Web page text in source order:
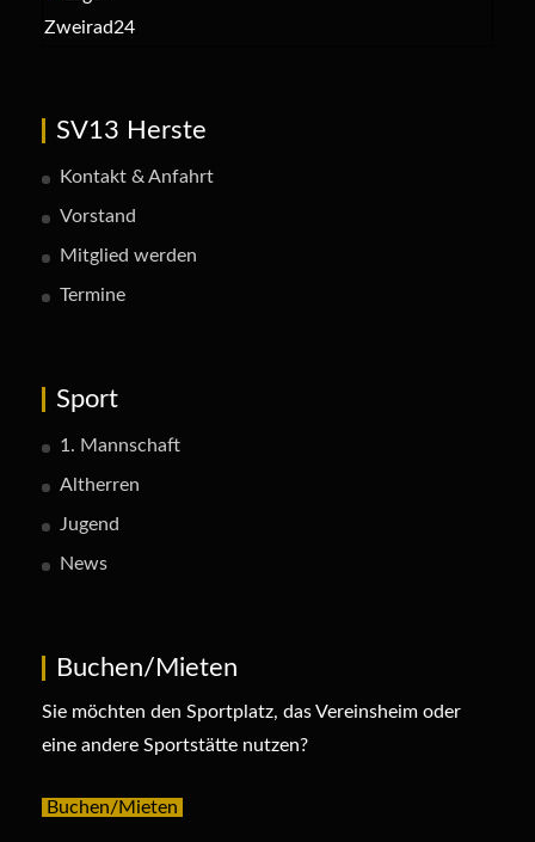
SV13 Herste
Kontakt & Anfahrt
Vorstand
Mitglied werden
Termine
Sport
1. Mannschaft
Altherren
Jugend
News
Buchen/Mieten
Sie möchten den Sportplatz, das Vereinsheim oder
eine andere Sportstätte nutzen?
Buchen/Mieten